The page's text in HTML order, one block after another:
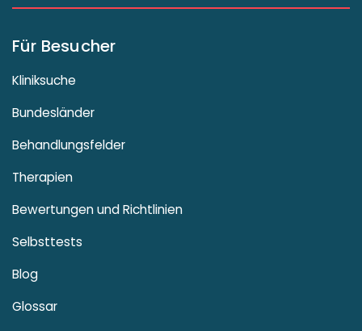
Für Besucher
Kliniksuche
Bundesländer
Behandlungsfelder
Therapien
Bewertungen und Richtlinien
Selbsttests
Blog
Glossar